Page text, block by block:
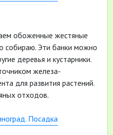
обоженные жестяные
собираю. Эти банки можно
деревья и кустарники.
железа-
для развития растений.
отходов.